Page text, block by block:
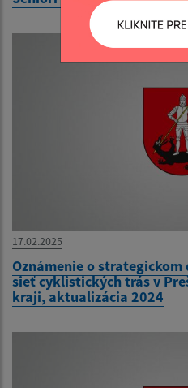
17.02.2025
Oznámenie o
sieť cyklistických trás v
kraji, aktualizácia 2024